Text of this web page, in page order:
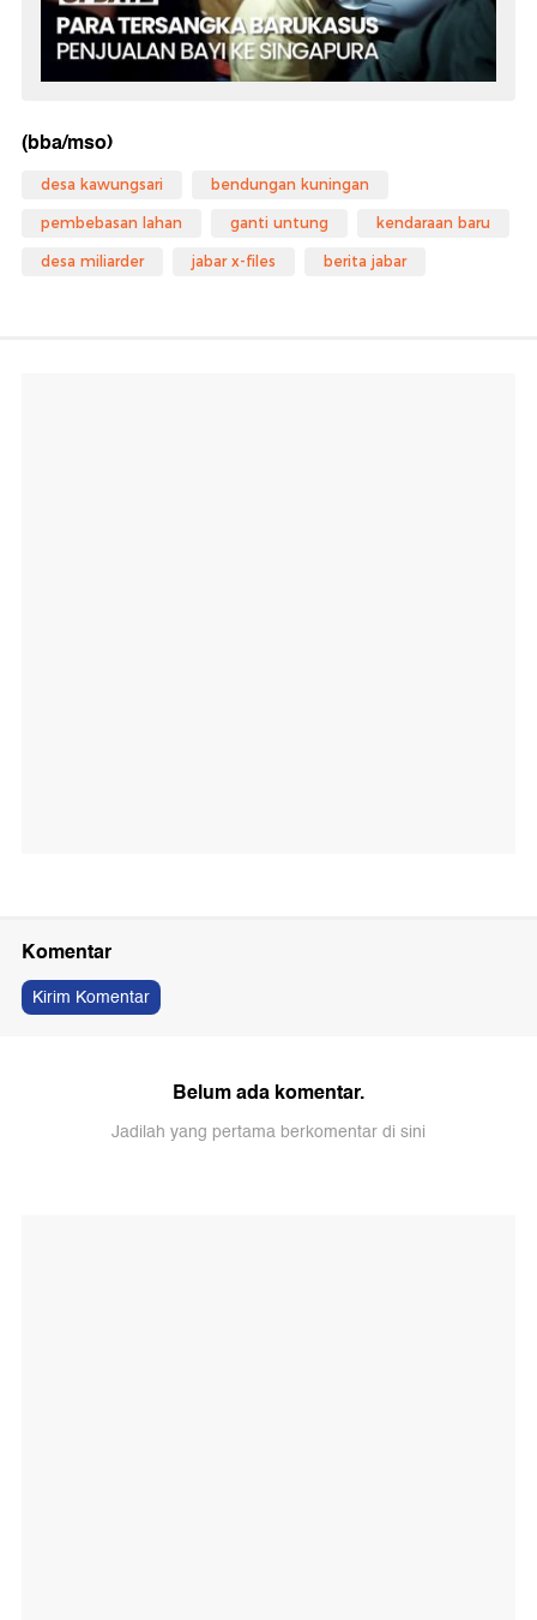
(bba/mso)
desa kawungsari bendungan kuningan
pembebasan lahan ganti untung kendaraan baru
desa miliarder jabar x-files berita jabar
Komentar
Kirim Komentar
Belum ada komentar.
Jadilah yang pertama berkomentar di sini